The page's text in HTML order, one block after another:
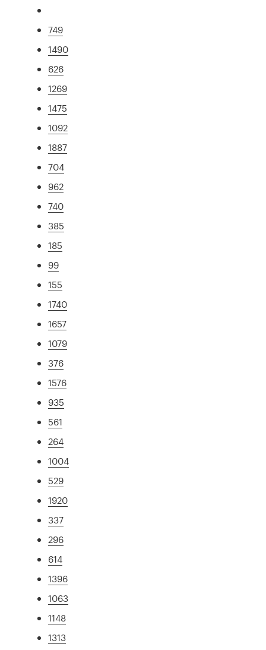
749
1490
626
1269
1475
1092
1887
704
962
740
385
185
99
155
1740
1657
1079
376
1576
935
561
264
1004
529
1920
337
296
614
1396
1063
1148
1313